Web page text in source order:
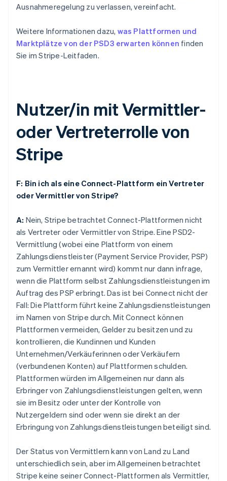
Ausnahmeregelung zu verlassen, vereinfacht.
Weitere Informationen dazu, was Plattformen und
Marktplätze von der PSD3 erwarten können finden
Sie im Stripe-Leitfaden.
Nutzer/in mit Vermittler-
oder Vertreterrolle von
Stripe
F: Bin ich als eine Connect-Plattform ein Vertreter
oder Vermittler von Stripe?
A: Nein, Stripe betrachtet Connect-Plattformen nicht
als Vertreter oder Vermittler von Stripe. Eine PSD2-
Vermittlung (wobei eine Plattform von einem
Zahlungsdienstleister (Payment Service Provider, PSP)
zum Vermittler ernannt wird) kommt nur dann infrage,
wenn die Plattform selbst Zahlungsdienstleistungen im
Auftrag des PSP erbringt. Das ist bei Connect nicht der
Fall: Die Plattform führt keine Zahlungsdienstleistungen
im Namen von Stripe durch. Mit Connect können
Plattformen vermeiden, Gelder zu besitzen und zu
kontrollieren, die Kundinnen und Kunden
Unternehmen/Verkäuferinnen oder Verkäufern
(verbundenen Konten) auf Plattformen schulden.
Plattformen würden im Allgemeinen nur dann als
Erbringer von Zahlungsdienstleistungen gelten, wenn
sie im Besitz oder unter der Kontrolle von
Nutzergeldern sind oder wenn sie direkt an der
Erbringung von Zahlungsdienstleistungen beteiligt sind.
Der Status von Vermittlern kann von Land zu Land
unterschiedlich sein, aber im Allgemeinen betrachtet
Stripe keine seiner Connect-Plattformen als Vermittler,